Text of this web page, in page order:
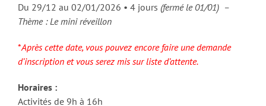
Du 29/12 au 02/01/2026 • 4 jours (fermé le 01/01) –
Thème : Le mini réveillon
*Après cette date, vous pouvez encore faire une demande
d’inscription et vous serez mis sur liste d’attente.
Horaires :
Activités de 9h à 16h